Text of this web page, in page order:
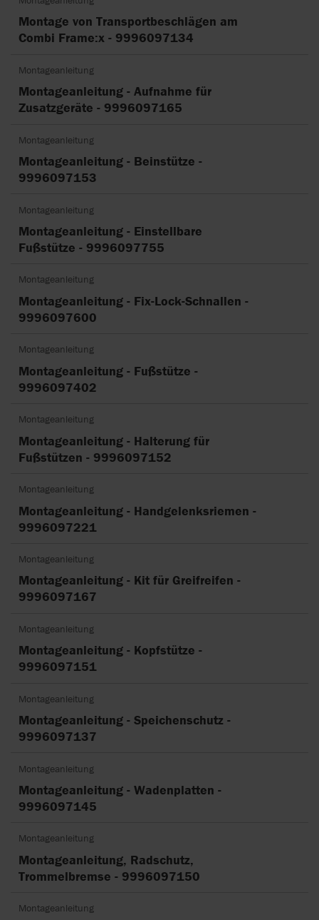
Montage von Transportbeschlägen am
Combi Frame:x - 9996097134
Montageanleitung
Montageanleitung - Aufnahme für
Zusatzgeräte - 9996097165
Montageanleitung
Montageanleitung - Beinstütze -
9996097153
Montageanleitung
Montageanleitung - Einstellbare
Fußstütze - 9996097755
Montageanleitung
Montageanleitung - Fix-Lock-Schnallen -
9996097600
Montageanleitung
Montageanleitung - Fußstütze -
9996097402
Montageanleitung
Montageanleitung - Halterung für
Fußstützen - 9996097152
Montageanleitung
Montageanleitung - Handgelenksriemen -
9996097221
Montageanleitung
Montageanleitung - Kit für Greifreifen -
9996097167
Montageanleitung
Montageanleitung - Kopfstütze -
9996097151
Montageanleitung
Montageanleitung - Speichenschutz -
9996097137
Montageanleitung
Montageanleitung - Wadenplatten -
9996097145
Montageanleitung
Montageanleitung, Radschutz,
Trommelbremse - 9996097150
Montageanleitung